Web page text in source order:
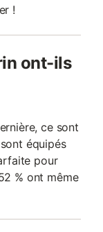
!
ont-ils
ce sont
équipés
pour
% ont même